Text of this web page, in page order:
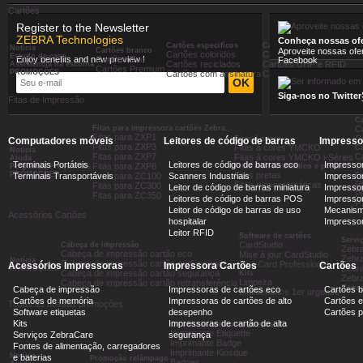
Cartões
Notícia
Estudo de caso
Assistência na escolha
PROMOÇÕES
Cartões branco
Cartões Eco
Cartões Premium
Cartões especifícos
Cartões coloridos
Cartões reciclados
Cartões com assinatura
Cartões proximidade RFID
Cartões Mifare
Cartões UHF e RFID
Cartões com segurança
Fitas de Impressão
Notícia
Ajuda
Perguntas Frequentes
PROMOÇÕES
Fitas para impressora cartões Zebra...
Fitas para ZXP1
Fitas para ZXP3
Fitas para ZXP7
Fitas para ZXP8
Fitas para ZC100
Fitas para ZC300
Fitas para ZC350
Fitas á cores
Fitas á cores YMCKO
Fitas á cores YMCKO i-Séries
Fitas monocromático e pretas
Fitas pretas
Fitas monocromáticas
Acessórios Cartões
Notícia
PROMOÇÕES
Cabeça de impressão
Cabeça de impressão cartão eco
Cabeça de impressão cartão performance
Cabeça de impressão cartão segurança
Cabeça de impressão cartão retransferência
Software de cartões
CardStudio
Mise à jour CardStudio
QuikCard Professional
Kits
Limpeza
Maintenance 1er urgence
Todas as nossas promoções
Notícia
Promoção relâmpago
Os nossos melhores preços
Imprimante Etiquette
Imprimante Badge
Imprimante Kiosque
Register to the Newsletter
ZEBRA Technologies
Enjoy benefits and new preview !
Conheça nossas
Aproveite nossas
Facebook
Siga-nos no Twitter
Computadores móveis
Terminais Portáteis
Terminais Transportáveis
Leitores de código de barras
Leitores de código de barras eco
Scanners Industriais
Leitor de código de barras miniatura
Leitores de código de barras POS
Leitor de código de barras de uso
hospitalar
Leitor RFID
Acessórios Impressoras
Cabeça de impressão
Cartões de memória
Software etiquetas
Kits
Serviços ZebraCare
Fontes de alimentação, carregadores
e baterias
Impressora Cartões
Impressoras de cartões eco
Impressoras de cartões de alto
desepenho
Impressoras de cartão de alta
segurança
Cartões
Cartões
Cartões
Cartões